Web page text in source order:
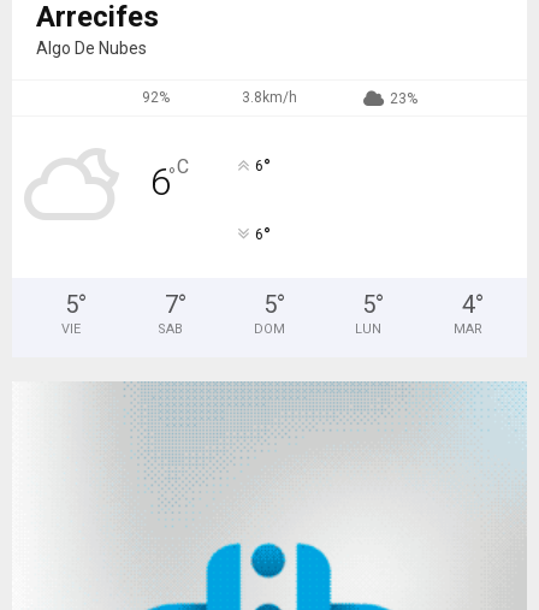
Arrecifes
Algo De Nubes
92% 3.8km/h 23%
6°C 6°
6°
5°
VIE
7°
SAB
5°
DOM
5°
LUN
4°
MAR